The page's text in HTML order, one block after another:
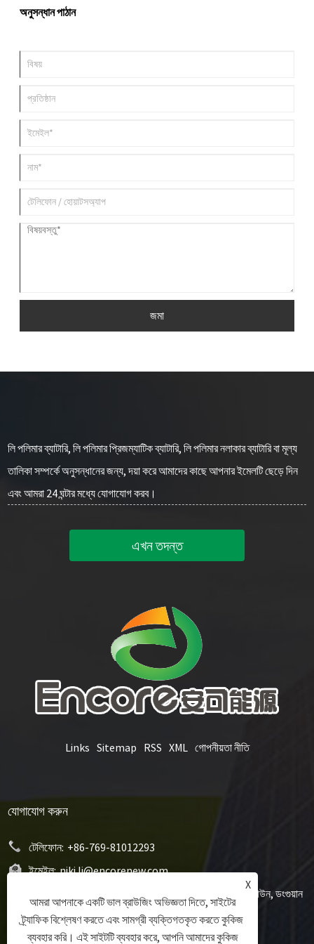
অনুসন্ধান পাঠান
জমা
লি পলিমার ব্যাটারি, লি পলিমার প্রিজম্যাটিক ব্যাটারি, লি পলিমার নলাকার ব্যাটারি বা মূল্য
তালিকা সম্পর্কে অনুসন্ধানের জন্য, দয়া করে আমাদের কাছে আপনার ইমেলটি ছেড়ে দিন
এবং আমরা 24 ঘন্টার মধ্যে যোগাযোগ করব।
এখন তদন্ত
Links Sitemap RSS XML গোপনীয়তা নীতি
যোগাযোগ করুন
টেলিফোন: +86-769-81012293
ইমেইল: niki.li@encorenew.com
12# সানজিয়াং ইন্ডাস্ট্রি রোড, হেংকুয়ান কমিউনিটি, হেংলি টাউন, ডংগুয়ান
সিটি, গুয়াংডং প্রদেশ, চীন
X
আমরা আপনাকে একটি ভাল ব্রাউজিং অভিজ্ঞতা দিতে, সাইটের
ট্র্যাফিক বিশ্লেষণ করতে এবং সামগ্রী ব্যক্তিগতকৃত করতে কুকিজ
ব্যবহার করি। এই সাইটটি ব্যবহার করে, আপনি আমাদের কুকিজ